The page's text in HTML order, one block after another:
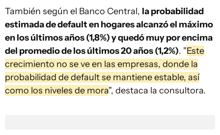
También según el Banco Central, la probabilidad
estimada de default en hogares alcanzó el máximo
en los últimos años (1,8%) y quedó muy por encima
del promedio de los últimos 20 años (1,2%). "Este
crecimiento no se ve en las empresas, donde la
probabilidad de default se mantiene estable, así
como los niveles de mora", destaca la consultora.